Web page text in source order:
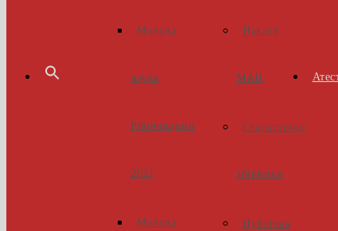
Молода
наука
Рівненщини
2021
Молода
Накази
МАН
Статистичні
збірники
Публічна